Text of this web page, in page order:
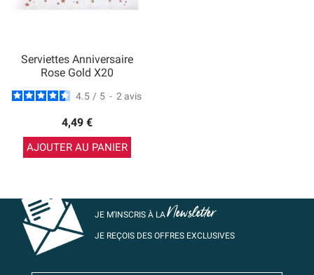
Serviettes Anniversaire
Rose Gold X20
4.5 / 5 - 2 avis
4,49 €
AJOUTER AU PANIER
JE M’INSCRIS À LANewsletter
JE REÇOIS DES OFFRES EXCLUSIVES